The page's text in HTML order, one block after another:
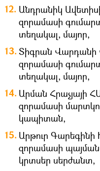
Անդրանիկ
զորամասի
տեղակալ, մայոր,
Տիգրան
զորամասի
տեղակալ, մայոր,
Արման Հրաչյայի
զորամասի
կապիտան,
Արթուր
զորամասի
կրտսեր սերժանտ,